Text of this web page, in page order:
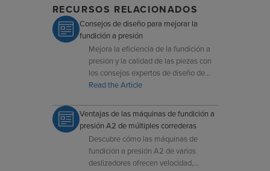
RECURSOS RELACIONADOS
Consejos de diseño para mejorar la
fundición a presión
Mejora la eficiencia de la fundición a
presión y la calidad de las piezas con
los consejos expertos de diseño de
Dynacast, centrados en la
Read the Article
Ventajas de las máquinas de fundición a
presión A2 de múltiples correderas
Descubre cómo las máquinas de
fundición a presión A2 de varios
deslizadores ofrecen velocidad,